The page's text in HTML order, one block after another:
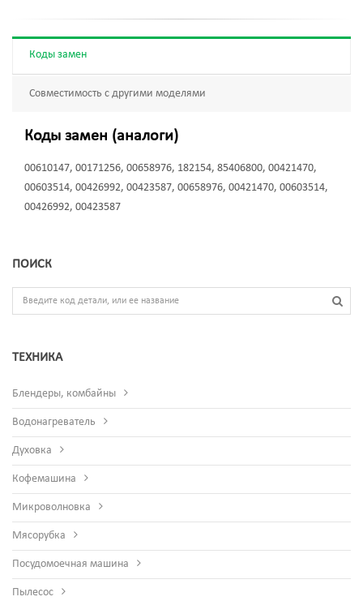
Коды замен
Совместимость с другими моделями
Коды замен (аналоги)
00610147, 00171256, 00658976, 182154, 85406800, 00421470,
00603514, 00426992, 00423587, 00658976, 00421470, 00603514,
00426992, 00423587
ПОИСК
ТЕХНИКА
Блендеры, комбайны
Водонагреватель
Духовка
Кофемашина
Микроволновка
Мясорубка
Посудомоечная машина
Пылесос